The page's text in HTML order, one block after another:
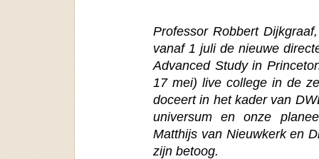
Professor Robbert
vanaf 1 juli de nieuwe
Advanced Study in
17 mei) live college in de
doceert in het kader van
universum en onze
Matthijs van Nieuwkerk en
zijn betoog.